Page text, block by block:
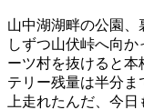
山中湖湖畔の公園
しずつ山伏峠へ向
ーツ村を抜けると本
テリー残量は半分ま
上走れたんだ、今